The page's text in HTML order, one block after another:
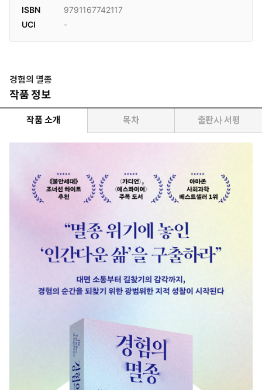
ISBN
9791167742117
UCI
-
경험의 멸종
작품 정보
작품 소개 목차 출판사 서평